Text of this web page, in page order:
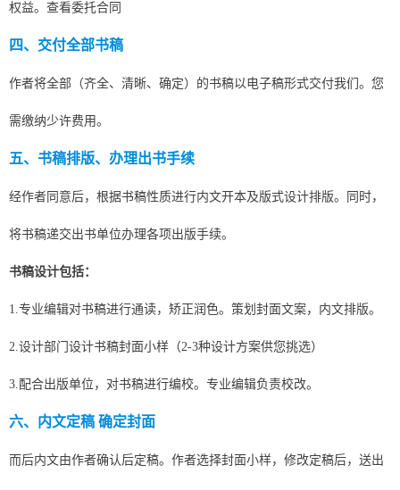
权益。 查看委托合同
四、交付全部书稿
作者将全部（齐全、清晰、确定）的书稿以电子稿形式交付我们。您
需缴纳少许费用。
五、书稿排版、办理出书手续
经作者同意后，根据书稿性质进行内文开本及版式设计排版。同时，
将书稿递交出书单位办理各项出版手续。
书稿设计包括：
1.专业编辑对书稿进行通读，矫正润色。策划封面文案，内文排版。
2.设计部门设计书稿封面小样（2-3种设计方案供您挑选）
3.配合出版单位，对书稿进行编校。专业编辑负责校改。
六、内文定稿 确定封面
而后内文由作者确认后定稿。作者选择封面小样，修改定稿后，送出